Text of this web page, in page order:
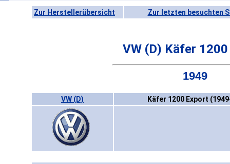
Zur Herstellerübersicht Zur letzten besuchten
VW (D) Käfer
1949
VW (D) Käfer 1200 Export